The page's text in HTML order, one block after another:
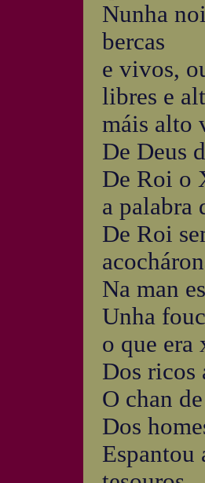
Nunha
bercas
e vivos,
libres e
máis alto
De Deus
De Roi o
a palabra
De Roi
Na man
Unha
o que era
Dos ricos
O chan
Dos
Espantou